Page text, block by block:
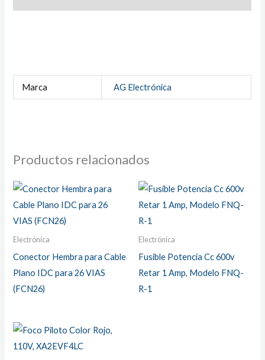
Marca AG Electrónica
Productos relacionados
Electrónica
Conector Hembra para Cable
Plano IDC para 26 VIAS
(FCN26)
Electrónica
Fusible Potencia Cc 600v
Retar 1 Amp, Modelo FNQ-
R-1